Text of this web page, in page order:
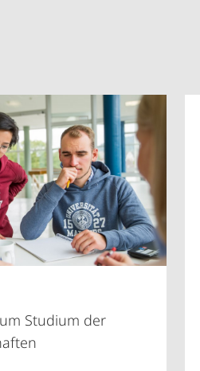
Studium der
Vorblättern